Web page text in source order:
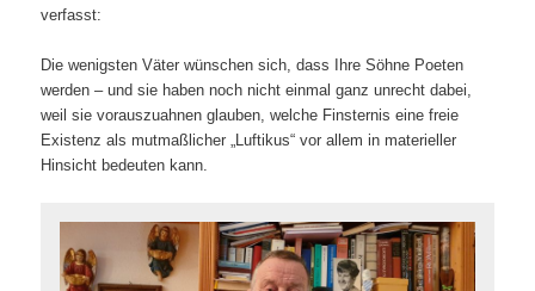
verfasst:
Die wenigsten Väter wünschen sich, dass Ihre Söhne Poeten
werden – und sie haben noch nicht einmal ganz unrecht dabei,
weil sie vorauszuahnen glauben, welche Finsternis eine freie
Existenz als mutmaßlicher „Luftikus“ vor allem in materieller
Hinsicht bedeuten kann.